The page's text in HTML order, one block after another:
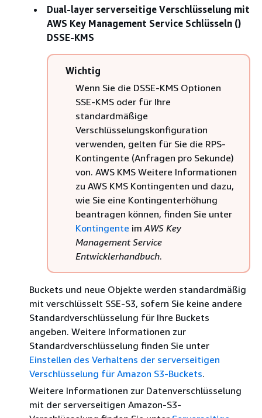
Dual-layer serverseitige Verschlüsselung mit
AWS Key Management Service Schlüsseln ()
DSSE-KMS
Wichtig
Wenn Sie die DSSE-KMS Optionen
SSE-KMS oder für Ihre
standardmäßige
Verschlüsselungskonfiguration
verwenden, gelten für Sie die RPS-
Kontingente (Anfragen pro Sekunde)
von. AWS KMS Weitere Informationen
zu AWS KMS Kontingenten und dazu,
wie Sie eine Kontingenterhöhung
beantragen können, finden Sie unter
Kontingente imAWS Key
Management Service
Entwicklerhandbuch.
Buckets und neue Objekte werden standardmäßig
mit verschlüsselt SSE-S3, sofern Sie keine andere
Standardverschlüsselung für Ihre Buckets
angeben. Weitere Informationen zur
Standardverschlüsselung finden Sie unter
Einstellen des Verhaltens der serverseitigen
Verschlüsselung für Amazon S3-Buckets.
Weitere Informationen zur Datenverschlüsselung
mit der serverseitigen Amazon-S3-